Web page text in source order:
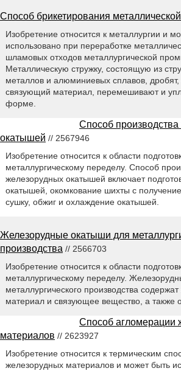
Способ брикетирования
Изобретение относится к металлургии и
использовано при переработке
шламовых отходов металлургической
Металлическую стружку, состоящую из
металлов и алюминиевых сплавов,
связующий материал, перемешивают и
форме.
Способ
окатышей // 2567946
Изобретение относится к области
металлургическому переделу. Способ
железорудных окатышей включает
окатышей, окомкование шихты с
сушку, обжиг и охлаждение окатышей.
Железорудные окатыши для
производства // 2566703
Изобретение относится к области
металлургическому переделу.
металлургического производства
материал и связующее вещество, а также
Способ агломерации
материалов // 2623927
Изобретение относится к термическим
железорудных материалов и может быть